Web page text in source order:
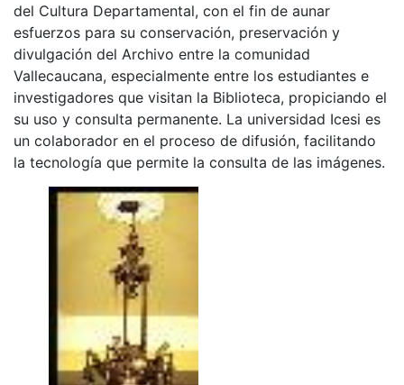
del Cultura Departamental, con el fin de aunar
esfuerzos para su conservación, preservación y
divulgación del Archivo entre la comunidad
Vallecaucana, especialmente entre los estudiantes e
investigadores que visitan la Biblioteca, propiciando el
su uso y consulta permanente. La universidad Icesi es
un colaborador en el proceso de difusión, facilitando
la tecnología que permite la consulta de las imágenes.